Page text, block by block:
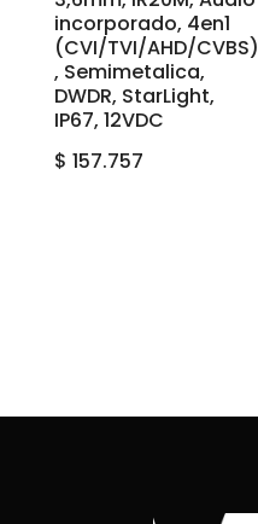
incorporado, 4en1
(CVI/TVI/AHD/CVBS)
, Semimetalica,
DWDR, StarLight,
IP67, 12VDC
$ 157.757